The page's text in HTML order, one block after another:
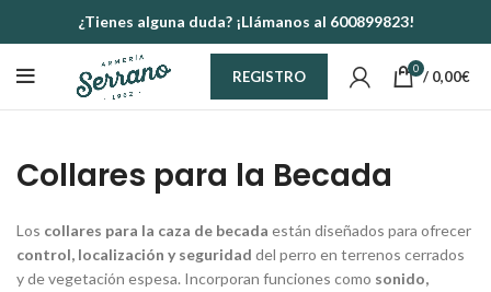
¿Tienes alguna duda? ¡Llámanos al 600899823!
REGISTRO 0 / 0,00€
Collares para la Becada
Los collares para la caza de becada están diseñados para ofrecer
control, localización y seguridad del perro en terrenos cerrados
y de vegetación espesa. Incorporan funciones como sonido,